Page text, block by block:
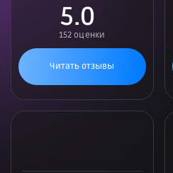
5.0
152 оценки
Читать отзывы